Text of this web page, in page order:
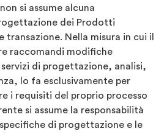
si assume alcuna
dei Prodotti
Nella misura in cui il
raccomandi modifiche
di progettazione, analisi,
lo fa esclusivamente per
i requisiti del proprio processo
si assume la responsabilità
specifiche di progettazione e le